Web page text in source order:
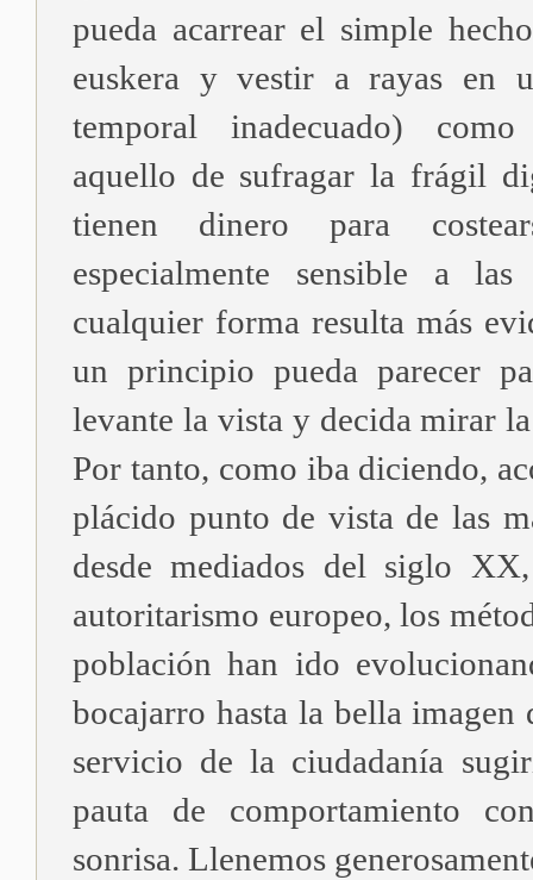
pueda acarrear el simple
euskera y vestir a rayas en
temporal inadecuado)
aquello de sufragar la frágil
tienen dinero para
especialmente sensible a
cualquier forma resulta más
un principio pueda parecer
levante la vista y decida mirar
Por tanto, como iba diciendo,
plácido punto de vista de las
desde mediados del siglo
autoritarismo europeo, los
población han ido
bocajarro hasta la bella imagen
servicio de la ciudadanía
pauta de comportamiento
sonrisa. Llenemos